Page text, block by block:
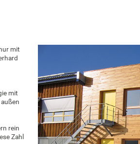
mit
mit
rein
Zahl